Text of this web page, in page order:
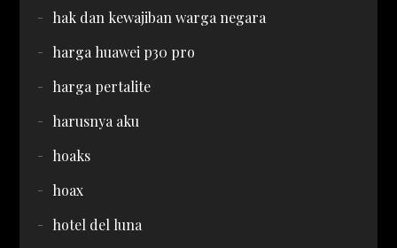
hak dan kewajiban warga negara
harga huawei p30 pro
harga pertalite
harusnya aku
hoaks
hoax
hotel del luna